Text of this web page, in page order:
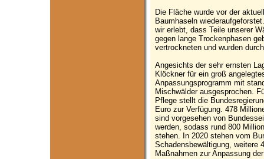
Die Fläche wurde vor der
Baumhaseln
wir erlebt, dass Teile unserer
gegen lange Trockenphasen
vertrockneten und wurden
Angesichts der sehr ernsten
Klöckner für ein groß
Anpassungsprogramm mit
Mischwälder ausgesprochen.
Pflege stellt die
Euro zur Verfügung. 478
sind vorgesehen von
werden, sodass rund 800
stehen. In 2020 stehen vom
Schadensbewältigung, weitere
Maßnahmen zur Anpassung